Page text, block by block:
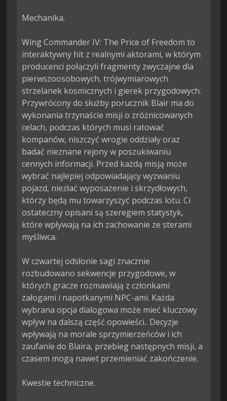
Mechanika.
Wing Commander IV: The Price of Freedom to
interaktywny hit z realnymi aktorami, w którym
producenci połączyli fragmenty zwyczajne dla
pierwszoosobowych, trójwymiarowych
strzelanek kosmicznych i gierek przygodowych.
Przywrócony do służby porucznik Blair ma do
wykonania trzynaście misji o zróżnicowanych
celach, podczas których musi ratować
kompanów, niszczyć wrogie oddziały oraz
badać nieznane rejony w poszukiwaniu
cennych informacji. Przed każdą misją może
wybrać najlepiej odpowiadający wyzwaniu
pojazd, niezłać wyposażenie i skrzydłowych,
którzy będą mu towarzyszyć podczas lotu. Ci
ostateczny opisani są szeregiem statystyk,
które wpływają na ich zachowanie ze sterami
myśliwca.
W czwartej odsłonie sagi znacznie
rozbudowano sekwencje przygodowe, w
których gracze rozmawiają z członkami
załogami i napotkanymi NPC-ami. Każda
wybrana opcja dialogowa może mieć kluczowy
wpływ na dalszą część opowieści.. Decyzje
wpływają na morale sprzymierzeńców i ich
zaufanie do Blaira, przebieg następnych misji, a
czasem mogą nawet przemieniać zakończenie.
Kwestie techniczne.